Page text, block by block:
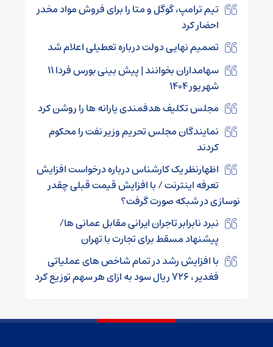
تیم ترامپ، گوگل و متا را برای فروش مواد مخدر
احضار کرد
تصمیم نهایی دولت درباره تعطیلی اعلام شد
سهامداران بخوانند | پیش بینی بورس فردا ۱۱
شهریور ۱۴۰۴
مجلس تکلیف هدفمندی یارانه‌ ها را روشن کرد
نمایندگان مجلس تحریم وزیر نفت را محکوم
کردند
اظهارنظر یک کارشناس درباره درخواست افزایش
تعرفه اینترنت / با افزایش قیمت قبلی چقدر
نوسازی در شبکه صورت گرفت؟
نبرد نابرابر تاجران ایرانی مقابل عمانی ها/
پیشنهاد مسقط برای تجارت با تهران
با افزایش رشد در تمام شاخص های عملیاتی
‌فغدیر ، ۷۲۶ ریال سود به ازای هر سهم توزیع کرد